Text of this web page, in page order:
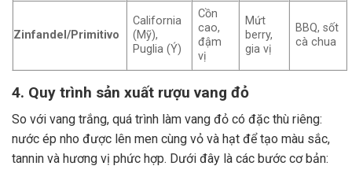
Zinfandel/Primitivo
California
(Mỹ),
Puglia (Ý)
Cồn
cao,
đậm
vị
Mứt
berry,
gia vị
BBQ, sốt
cà chua
4. Quy trình sản xuất rượu vang đỏ
So với vang trắng, quá trình làm vang đỏ có đặc thù riêng:
nước ép nho được lên men cùng vỏ và hạt để tạo màu sắc,
tannin và hương vị phức hợp. Dưới đây là các bước cơ bản: